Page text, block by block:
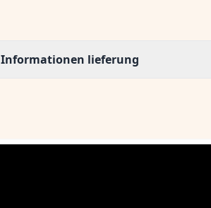
Informationen lieferung